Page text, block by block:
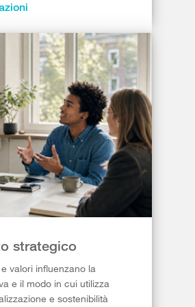
strategico
valori influenzano la
e il modo in cui utilizza
e sostenibilità